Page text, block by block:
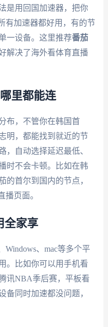
是用回国加速器，把你
有加速器都好用，有的节
一设备。这里推荐番茄
解决了海外看体育直播
里都能连
布，不管你在韩国首
明，都能找到就近的节
，自动选择延迟最低、
时不会卡顿。比如在韩
的首尔到国内的节点，
播页面。
全家享
Windows、mac等多个平
。比如你可以用手机看
讯NBA季后赛，平板看
备同时加速都没问题，